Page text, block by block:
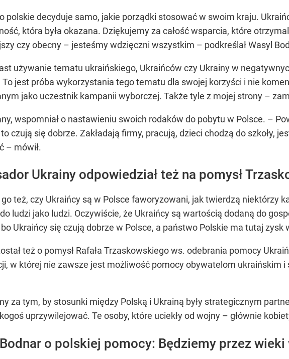
polskie decyduje samo, jakie porządki stosować w swoim kraju.
która była okazana. Dziękujemy za całość wsparcia, które
czy obecny – jesteśmy wdzięczni wszystkim – podkreślał Wasyl
używanie tematu ukraińskiego, Ukraińców czy Ukrainy w
To jest próba wykorzystania tego tematu dla swojej korzyści i nie
jako uczestnik kampanii wyborczej. Także tyle z mojej strony –
wspomniał o nastawieniu swoich rodaków do pobytu w Polsce. –
czują się dobrze. Zakładają firmy, pracują, dzieci chodzą do szkoły,
– mówił.
Ukrainy odpowiedział też na pomysł
też, czy Ukraińcy są w Polsce faworyzowani, jak twierdzą niektórzy
ludzi jako ludzi. Oczywiście, że Ukraińcy są wartością dodaną do
Ukraińcy się czują dobrze w Polsce, a państwo Polskie ma tutaj
też o pomysł Rafała Trzaskowskiego ws. odebrania pomocy
w której nie zawsze jest możliwość pomocy obywatelom ukraińskim
za tym, by stosunki między Polską i Ukrainą były strategicznym
uprzywilejować. Te osoby, które uciekły od wojny – głównie
o polskiej pomocy: Będziemy przez wieki